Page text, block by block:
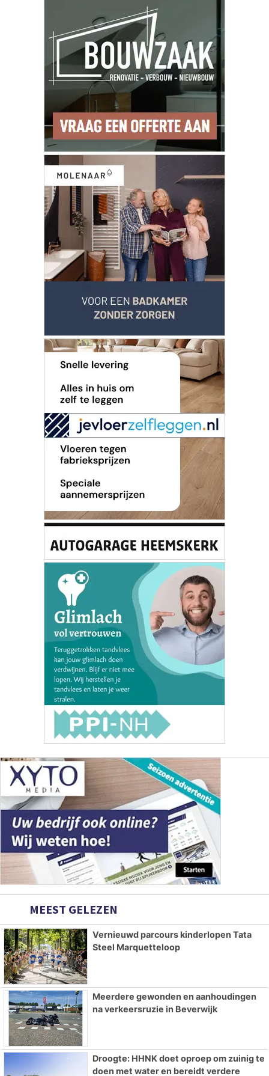
MEEST GELEZEN
Vernieuwd parcours kinderlopen Tata
Steel Marquetteloop
Meerdere gewonden en aanhoudingen
na verkeersruzie in Beverwijk
Droogte: HHNK doet oproep om zuinig te
doen met water en bereidt verdere